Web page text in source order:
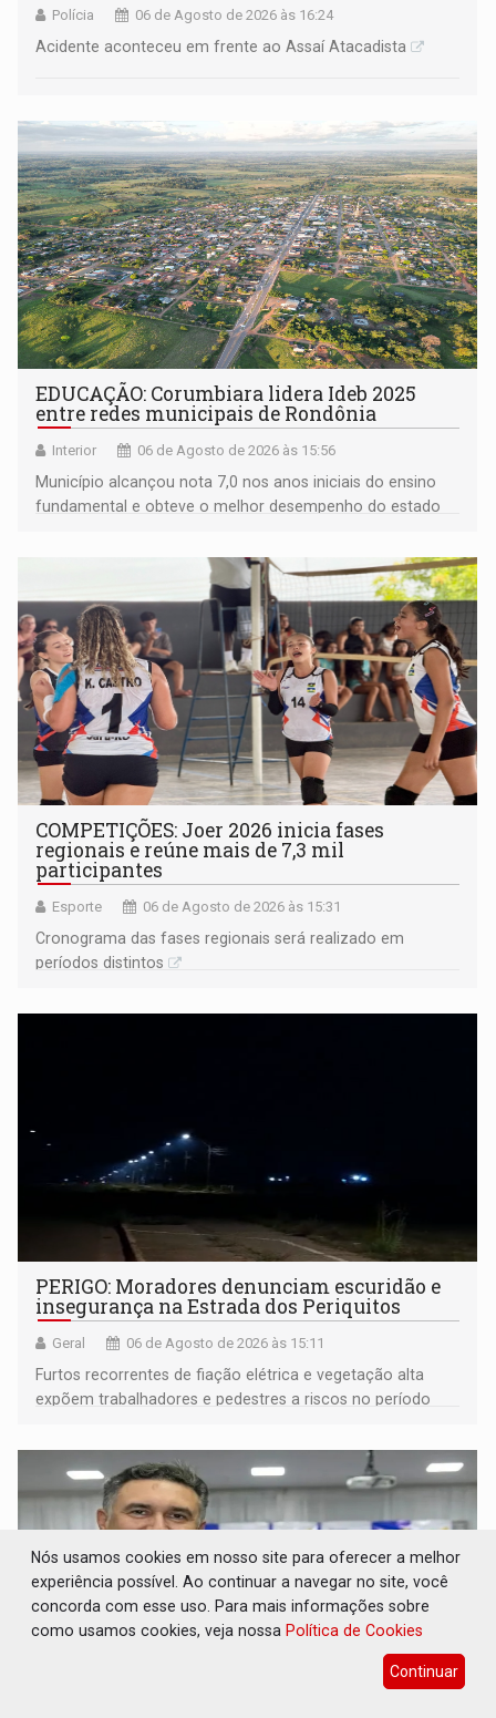
Polícia 06 de Agosto de 2026 às 16:24
Acidente aconteceu em frente ao Assaí Atacadista
EDUCAÇÃO: Corumbiara lidera Ideb 2025
entre redes municipais de Rondônia
Interior 06 de Agosto de 2026 às 15:56
Município alcançou nota 7,0 nos anos iniciais do ensino
fundamental e obteve o melhor desempenho do estado
COMPETIÇÕES: Joer 2026 inicia fases
regionais e reúne mais de 7,3 mil
participantes
Esporte 06 de Agosto de 2026 às 15:31
Cronograma das fases regionais será realizado em
períodos distintos
PERIGO: Moradores denunciam escuridão e
insegurança na Estrada dos Periquitos
Geral 06 de Agosto de 2026 às 15:11
Furtos recorrentes de fiação elétrica e vegetação alta
expõem trabalhadores e pedestres a riscos no período
Nós usamos cookies em nosso site para oferecer a melhor
experiência possível. Ao continuar a navegar no site, você
concorda com esse uso. Para mais informações sobre
como usamos cookies, veja nossa Política de Cookies
Continuar